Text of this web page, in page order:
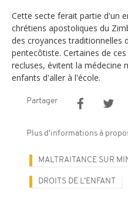
Cette secte ferait partie d'un
chrétiens apostoliques du
des croyances traditionnelles
pentecôtiste. Certaines de
recluses, évitent la médecine
enfants d'aller à l'école.
Partager
Plus d'informations à
MALTRAITANCE SUR
DROITS DE L’ENFANT